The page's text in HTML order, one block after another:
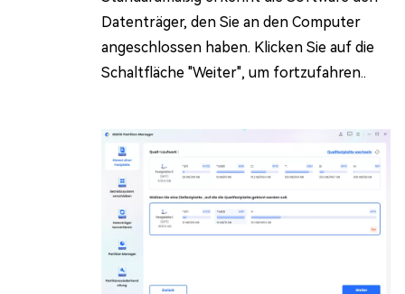
Datenträger, den Sie an den Computer
angeschlossen haben. Klicken Sie auf die
Schaltfläche "Weiter", um fortzufahren..